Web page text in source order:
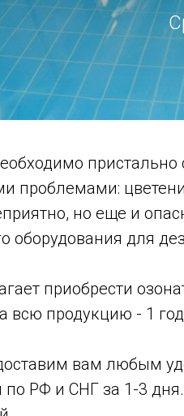
проблемами:
но еще и
оборудования для
приобрести
всю продукцию - 1
вам любым
РФ и СНГ за 1-3 дня.